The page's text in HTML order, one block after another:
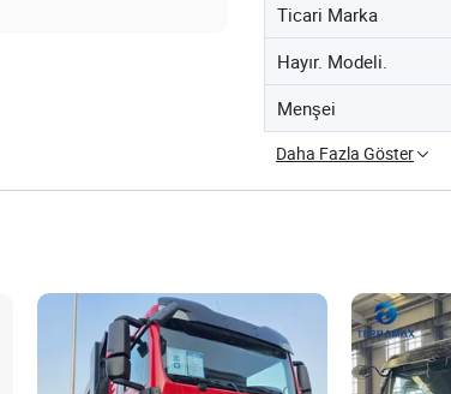
Ticari Marka
Hayır. Modeli.
Menşei
Daha Fazla Göster